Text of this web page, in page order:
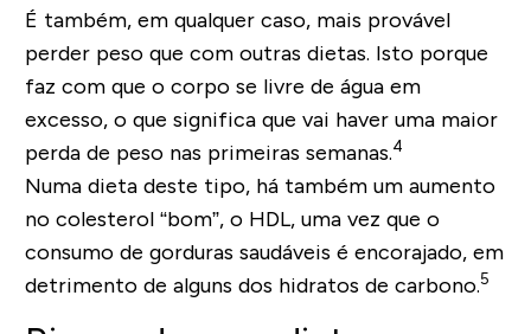
É também, em qualquer caso, mais provável
perder peso que com outras dietas. Isto porque
faz com que o corpo se livre de água em
excesso, o que significa que vai haver uma maior
perda de peso nas primeiras semanas.4
Numa dieta deste tipo, há também um aumento
no colesterol “bom”, o HDL, uma vez que o
consumo de gorduras saudáveis é encorajado, em
detrimento de alguns dos hidratos de carbono.5